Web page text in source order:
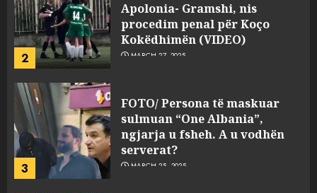
2
Apolonia- Gramshi, nis
procedim penal për Koço
Kokëdhimën (VIDEO)
MARCH 27, 2025
3
FOTO/ Persona të maskuar
sulmuan “One Albania”,
ngjarja u fsheh. A u vodhën
serverat?
MARCH 25, 2025